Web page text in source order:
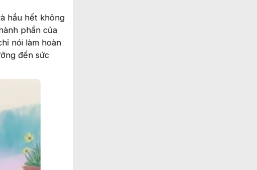
hầu hết không
phần của
nói làm hoàn
đến sức